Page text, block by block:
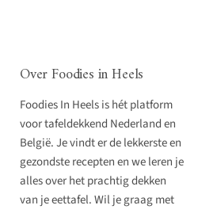
Over Foodies in Heels
Foodies In Heels is hét platform
voor tafeldekkend Nederland en
België. Je vindt er de lekkerste en
gezondste recepten en we leren je
alles over het prachtig dekken
van je eettafel. Wil je graag met